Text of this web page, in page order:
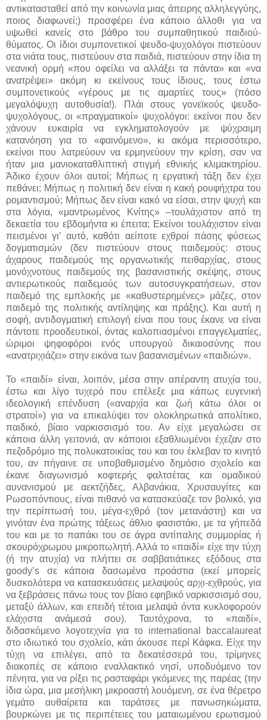
αντικατασταθεί από την κοινωνία μιας άπειρης αλληλεγγύης,
ποιος διαφωνεί;) προσφέρει ένα κάποιο άλλοθι για να
υψωθεί κανείς στο βάθρο του συμπαθητικού παιδιού-
θύματος. Οι ίδιοι συμπονετικοί ψευδο-ψυχολόγοι πιστεύουν
στα νιάτα τους, πιστεύουν στα παιδιά, πιστεύουν στην ίδια τη
νεανική ορμή «που οφείλει να αλλάξει τα πάντα» και «να
ανατρέψει» ακόμη κι εκείνους τους ίδιους, τους έστω
συμπονετικούς «γέρους με τις αμαρτίες τους» (πόσο
μεγαλόψυχη αυτοθυσία!). Πλάι στους γονεϊκούς ψευδο-
ψυχολόγους, οι «πραγματικοί» ψυχολόγοι: εκείνοι που δεν
χάνουν ευκαιρία να εγκληματολογούν με ψύχραιμη
κατανόηση για το «φαινόμενο», κι ακόμα περισσότερο,
εκείνοι που λατρεύουν να ερμηνεύουν την κρίση, σαν να
ήταν μια μανιοκαταθλιπτική στιγμή εθνικής κλιμακτηρίου.
Άδικο έχουν όλοι αυτοί; Μήπως η εργατική τάξη δεν έχει
πεθάνει; Μήπως η πολιτική δεν είναι η κακή ρουφήχτρα του
ρομαντισμού; Μήπως δεν είναι κακό να είσαι, στην ψυχή και
στα λόγια, «μαντρωμένος Κνίτης» –τουλάχιστον από τη
δεκαετία του εβδομήντα κι έπειτα; Εκείνοι τουλάχιστον είναι
πεισμένοι γι’ αυτό, καθότι αείποτε εχθροί πάσης φύσεως
δογματισμών (δεν πιστεύουν στους παιδεμούς: στους
άχαρους παιδεμούς της οργανωτικής πειθαρχίας, στους
μονόχνοτους παιδεμούς της βασανιστικής σκέψης, στους
αντιερωτικούς παιδεμούς των αυτοσυγκρατήσεων, στον
παιδεμό της εμπλοκής με «καθυστερημένες» μάζες, στον
παιδεμό της πολιτικής αντίληψης και πράξης). Και αυτή η
σοφή, αντιδογματική επιλογή είναι που τους έκανε να είναι
πάντοτε προοδευτικοί, όντας καλοπιασμένοι επαγγελματίες,
ώριμοι ψηφοφόροι ενός υπουργού δικαιοσύνης που
«ανατριχιάζει» στην εικόνα των βασανισμένων «παιδιών».
Το «παιδί» είναι, λοιπόν, μέσα στην απέραντη ατυχία του,
έστω και λίγο τυχερό που επέλεξε μια κάπως ευγενική
ιδεολογική επένδυση («αναρχία και ζωή κάτω όλοι οι
στρατοί») για να επικαλύψει τον ολοκληρωτικά απολίτικο,
παιδικό, βίαιο ναρκισσισμό του. Αν είχε μεγαλώσει σε
κάποια άλλη γειτονιά, αν κάποιοι εξαθλιωμένοι έχεζαν στο
πεζοδρόμιο της πολυκατοικίας του και του έκλεβαν το κινητό
του, αν πήγαινε σε υποβαθμισμένο δημόσιο σχολείο και
έκανε διαγωνισμό κοφτερής φαλτσέτας και ομαδικού
αυνανισμού με αεκτζήδες, Αλβανάκια, Χρυσαυγίτες και
Ρωσοπόντιους, είναι πιθανό να κατασκεύαζε τον βολικό, για
την περίπτωσή του, μέγα-εχθρό (τον μετανάστη) και να
γινόταν ένα πρώτης τάξεως άθλιο φασιστάκι, με τα γήπεδά
του και με το παπάκι του σε άγρα αντίπαλης συμμορίας ή
σκουρόχρωμου μικροπωλητή. Αλλά το «παιδί» είχε την τύχη
(ή την ατυχία) να πλήττει σε σαββατιάτικες εξόδους στα
goody’s σε κάποια δασωμένα προάστια (εκεί μπορείς
δυσκολότερα να κατασκευάσεις μελαψούς αρχι-εχθρούς, για
να ξεβράσεις πάνω τους τον βίαιο εφηβικό ναρκισσισμό σου,
μεταξύ άλλων, και επειδή τέτοια μελαψά όντα κυκλοφορούν
ελάχιστα ανάμεσά σου). Ταυτόχρονα, το «παιδί»,
διδασκόμενο λογοτεχνία για το international baccalaureat
στο ιδιωτικό του σχολείο, κάτι άκουσε περί Κάφκα. Είχε την
τύχη να επιλέγει, από τα δεκατέσσερά του, τρίμηνες
διακοπές σε κάποιο εναλλακτικό νησί, υποδυόμενο τον
πένητα, για να ρίξει τις ρασταφάρι γκόμενες της παρέας (την
ίδια ώρα, μια μεσήλικη μικροαστή λουόμενη, σε ένα θέρετρο
γεμάτο αυθαίρετα και ταράτσες με πανωσηκώματα,
βουρκώνει με τις περιπέτειες του ματαιωμένου ερωτισμού